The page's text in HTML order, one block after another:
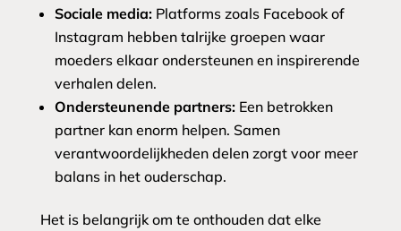
Sociale media:Platforms zoals Facebook of
Instagram hebben talrijke groepen waar
moeders elkaar ondersteunen en inspirerende
verhalen delen.
Ondersteunende partners:Een betrokken
partner kan enorm helpen. Samen
verantwoordelijkheden delen zorgt voor meer
balans in het ouderschap.
Het is belangrijk om te onthouden dat elke